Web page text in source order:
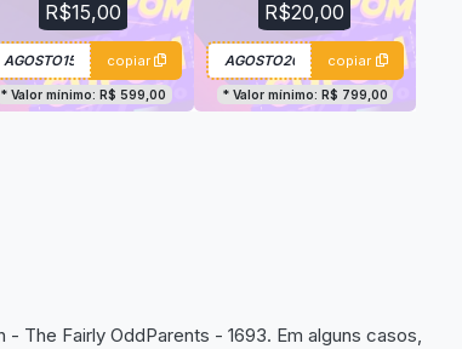
R$15,00
copiar
* Valor mínimo: R$ 599,00
R$20,00
copiar
* Valor mínimo: R$ 799,00
The Fairly OddParents - 1693. Em alguns casos,